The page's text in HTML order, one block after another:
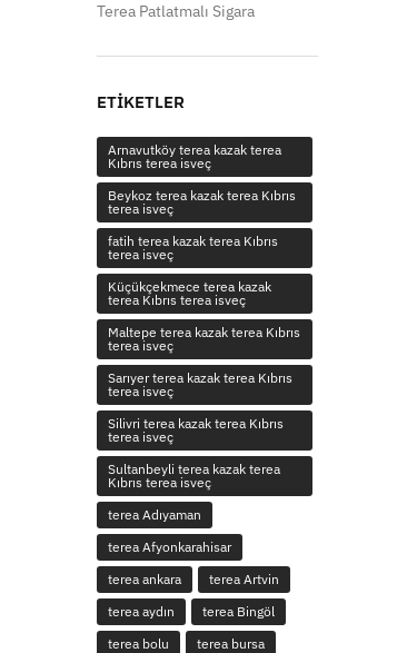
Terea Patlatmalı Sigara
ETIKETLER
Arnavutköy terea kazak terea
Kıbrıs terea isveç
Beykoz terea kazak terea Kıbrıs
terea isveç
fatih terea kazak terea Kıbrıs
terea isveç
Küçükçekmece terea kazak
terea Kıbrıs terea isveç
Maltepe terea kazak terea Kıbrıs
terea isveç
Sarıyer terea kazak terea Kıbrıs
terea isveç
Silivri terea kazak terea Kıbrıs
terea isveç
Sultanbeyli terea kazak terea
Kıbrıs terea isveç
terea Adıyaman
terea Afyonkarahisar
terea ankara
terea Artvin
terea aydın
terea Bingöl
terea bolu
terea bursa